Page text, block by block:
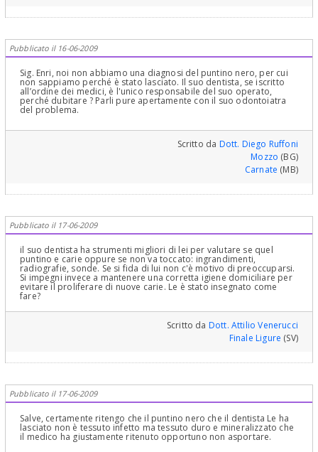
Pubblicato il 16-06-2009
Sig. Enri, noi non abbiamo una diagnosi del puntino nero, per cui
non sappiamo perché è stato lasciato. Il suo dentista, se iscritto
all’ordine dei medici, è l'unico responsabile del suo operato,
perché dubitare ? Parli pure apertamente con il suo odontoiatra
del problema.
Scritto da Dott. Diego Ruffoni
Mozzo (BG)
Carnate (MB)
Pubblicato il 17-06-2009
il suo dentista ha strumenti migliori di lei per valutare se quel
puntino e carie oppure se non va toccato: ingrandimenti,
radiografie, sonde. Se si fida di lui non c'è motivo di preoccuparsi.
Si impegni invece a mantenere una corretta igiene domiciliare per
evitare il proliferare di nuove carie. Le è stato insegnato come
fare?
Scritto da Dott. Attilio Venerucci
Finale Ligure (SV)
Pubblicato il 17-06-2009
Salve, certamente ritengo che il puntino nero che il dentista Le ha
lasciato non è tessuto infetto ma tessuto duro e mineralizzato che
il medico ha giustamente ritenuto opportuno non asportare.